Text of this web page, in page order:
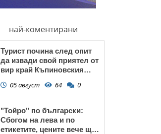
най-коментирани
Турист почина след опит
да извади свой приятел от
вир край Къпиновския
05 август 64 0
"Тойро" по български:
Сбогом на лева и по
етикетите, цените вече ще